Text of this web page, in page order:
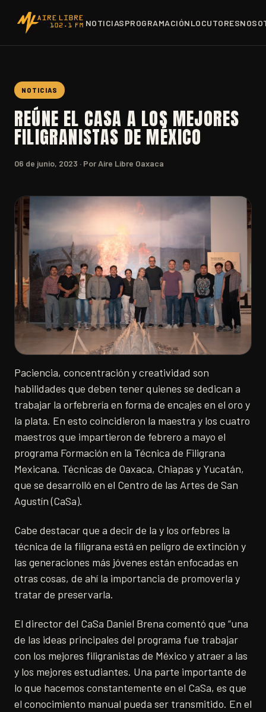
NOTICIASPROGRAMACIÓNLOCUTORES
NOTICIAS
REÚNE EL CASA A LOS MEJORES
FILIGRANISTAS DE MÉXICO
06 de junio, 2023 · Por Aire Libre Oaxaca
Paciencia, concentración y creatividad son
habilidades que deben tener quienes se dedican a
trabajar la orfebrería en forma de encajes en el oro y
la plata. En esto coincidieron la maestra y los cuatro
maestros que impartieron de febrero a mayo el
programa Formación en la Técnica de Filigrana
Mexicana. Técnicas de Oaxaca, Chiapas y Yucatán,
que se desarrolló en el Centro de las Artes de San
Agustín (CaSa).
Cabe destacar que a decir de la y los orfebres la
técnica de la filigrana está en peligro de extinción y
las generaciones más jóvenes están enfocadas en
otras cosas, de ahí la importancia de promoverla y
tratar de preservarla.
El director del CaSa Daniel Brena comentó que “una
de las ideas principales del programa fue trabajar
con los mejores filigranistas de México y atraer a las
y los mejores estudiantes. Una parte importante de
lo que hacemos constantemente en el CaSa, es que
el conocimiento manual pueda ser transmitido. En el